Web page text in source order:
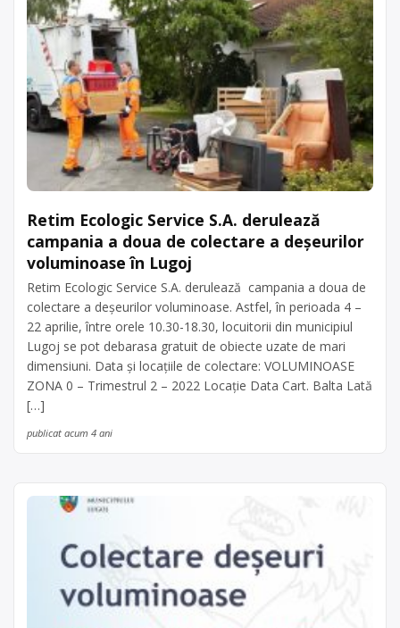
Retim Ecologic Service S.A. derulează
campania a doua de colectare a deșeurilor
voluminoase în Lugoj
Retim Ecologic Service S.A. derulează campania a doua de
colectare a deșeurilor voluminoase. Astfel, în perioada 4 –
22 aprilie, între orele 10.30-18.30, locuitorii din municipiul
Lugoj se pot debarasa gratuit de obiecte uzate de mari
dimensiuni. Data și locațiile de colectare: VOLUMINOASE
ZONA 0 – Trimestrul 2 – 2022 Locație Data Cart. Balta Lată
[…]
publicat acum 4 ani